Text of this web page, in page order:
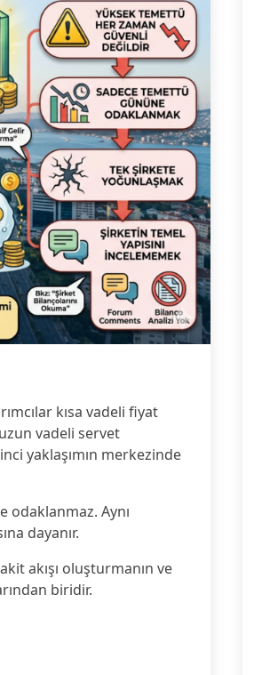
kısa vadeli fiyat
vadeli servet
yaklaşımın merkezinde
odaklanmaz. Aynı
dayanır.
akışı oluşturmanın ve
biridir.